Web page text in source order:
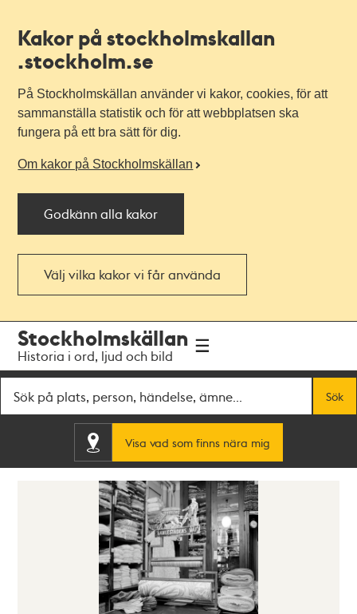
Kakor på stockholmskallan
.stockholm.se
På Stockholmskällan använder vi kakor, cookies, för att
sammanställa statistik och för att webbplatsen ska
fungera på ett bra sätt för dig.
Om kakor på Stockholmskällan
Godkänn alla kakor
Välj vilka kakor vi får använda
navigationen
huvudinnehållet
Stockholmskällan
Historia i ord, ljud och bild
Sök
Visa vad som finns nära mig